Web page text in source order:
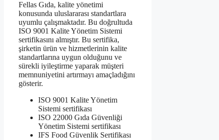
Fellas Gıda, kalite yönetimi
konusunda uluslararası standartlara
uyumlu çalışmaktadır. Bu doğrultuda
ISO 9001 Kalite Yönetim Sistemi
sertifikasını almıştır. Bu sertifika,
şirketin ürün ve hizmetlerinin kalite
standartlarına uygun olduğunu ve
sürekli iyileştirme yaparak müşteri
memnuniyetini artırmayı amaçladığını
gösterir.
ISO 9001 Kalite Yönetim
Sistemi sertifikası
ISO 22000 Gıda Güvenliği
Yönetim Sistemi sertifikası
IFS Food Güvenlik Sertifikası